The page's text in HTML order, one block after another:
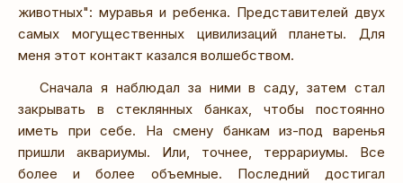
животных": муравья и ребенка. Представителей двух
самых могущественных цивилизаций планеты. Для
меня этот контакт казался волшебством.
Сначала я наблюдал за ними в саду, затем стал
закрывать в стеклянных банках, чтобы постоянно
иметь при себе. На смену банкам из-под варенья
пришли аквариумы. Или, точнее, террариумы. Все
более и более объемные. Последний достигал